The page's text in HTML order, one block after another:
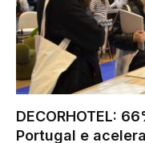
DECORHOTEL:
Portugal e